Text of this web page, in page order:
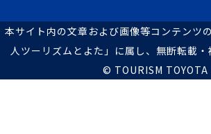
本サイト内の文章および画像等コンテンツ
人ツーリズムとよた」に属し、無断転載・
© TOURISM TOYOTA